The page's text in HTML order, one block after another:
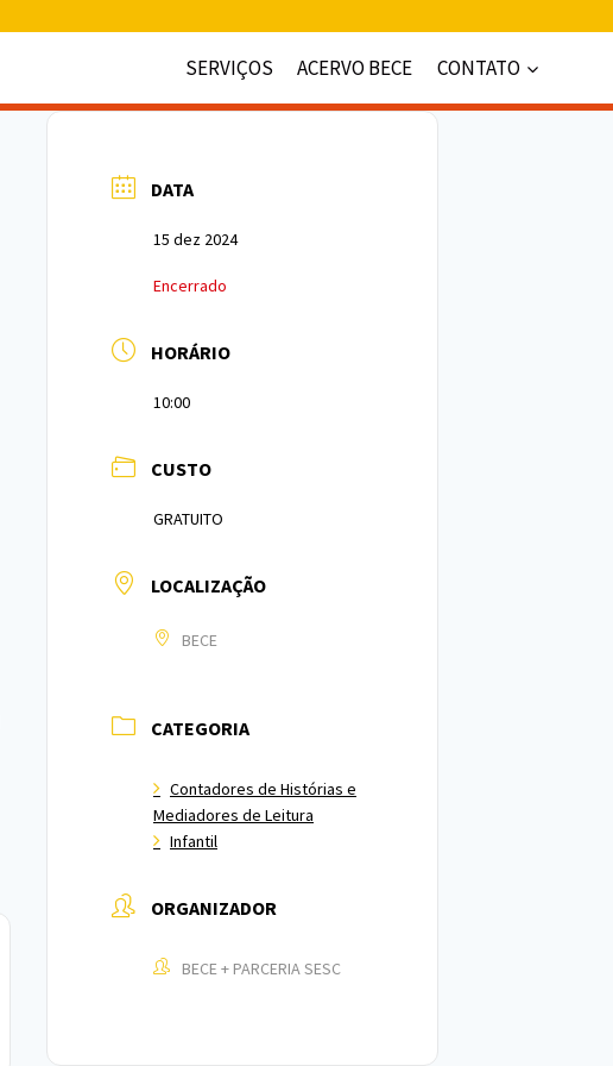
SERVIÇOS
ACERVO BECE CONTATO
DATA
15 dez 2024
Encerrado
HORÁRIO
10:00
CUSTO
GRATUITO
LOCALIZAÇÃO
BECE
CATEGORIA
Contadores de Histórias e
Mediadores de Leitura
Infantil
ORGANIZADOR
BECE + PARCERIA SESC